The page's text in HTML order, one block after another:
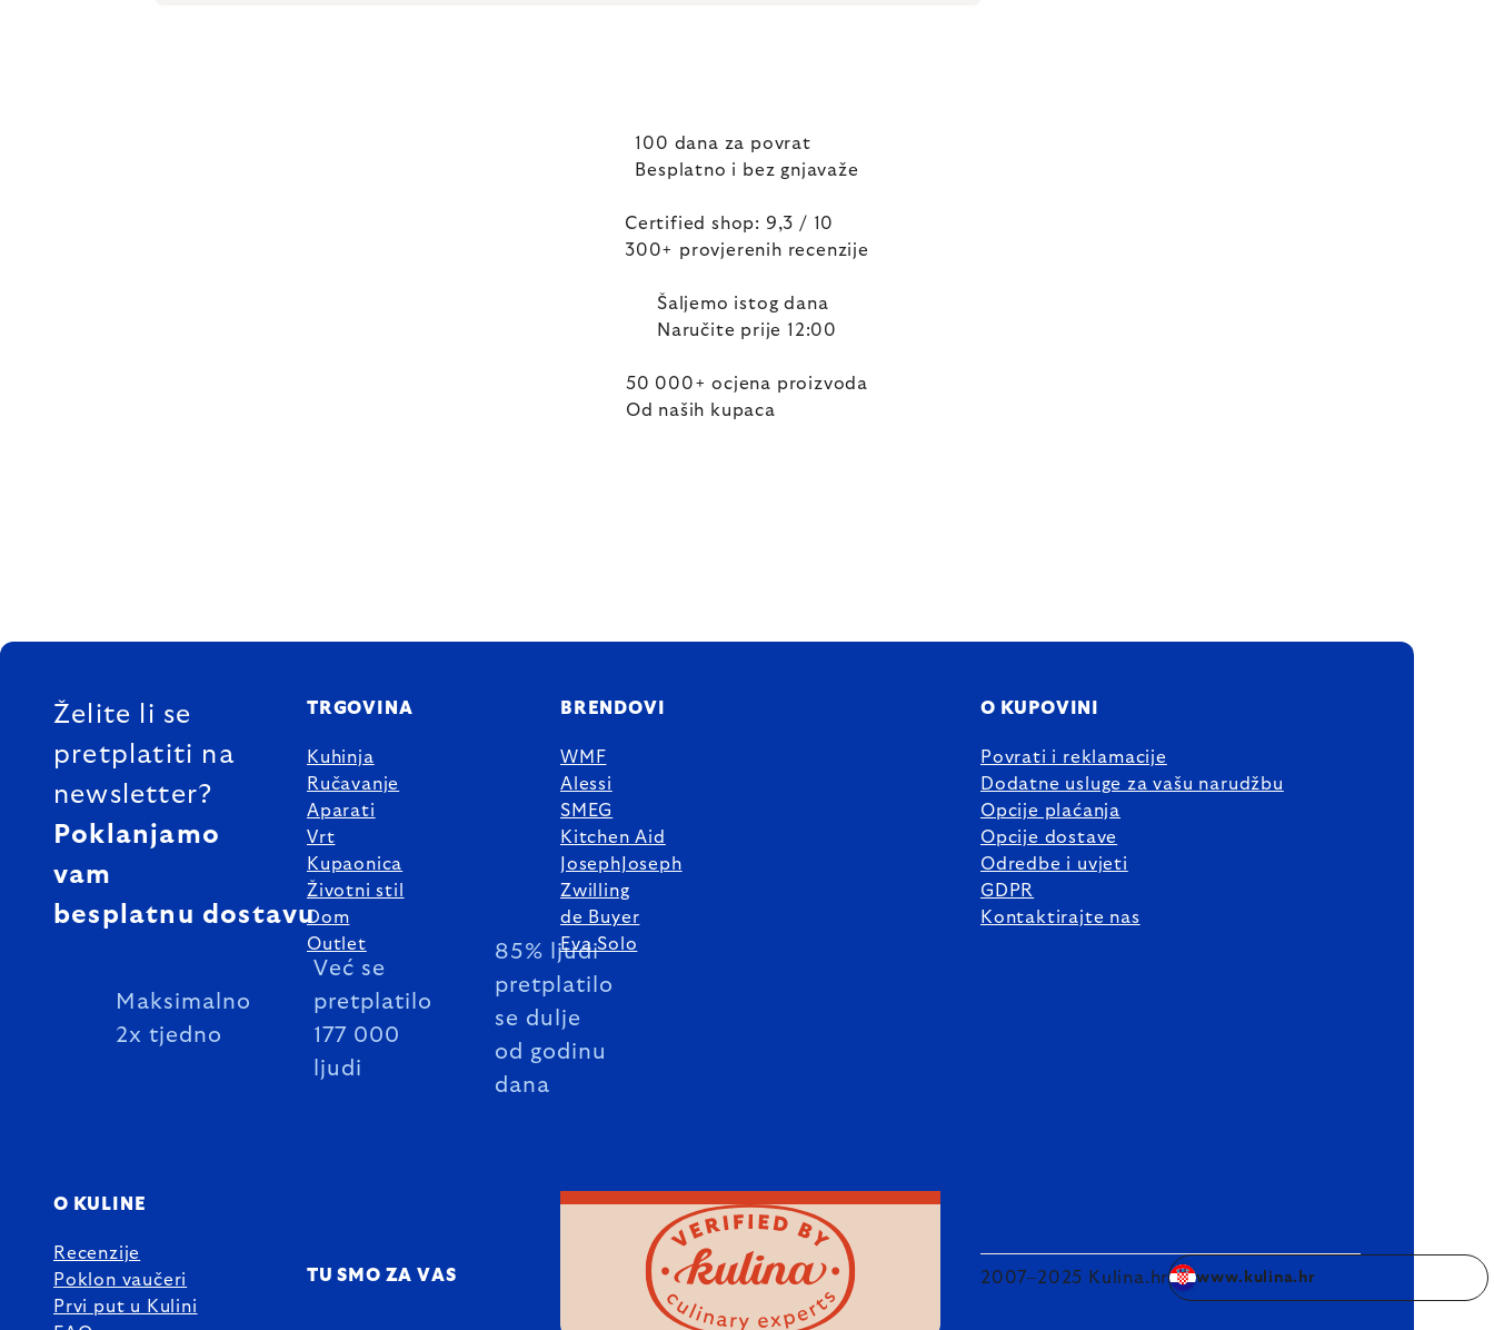
100 dana za povrat
Besplatno i bez gnjavaže
Certified shop: 9,3 / 10
300+ provjerenih recenzije
Šaljemo istog dana
Naručite prije 12:00
50 000+ ocjena proizvoda
Od naših kupaca
FOOTER
Želite li se
pretplatiti na
newsletter?
Poklanjamo
vam
besplatnu dostavu
Maksimalno
2x tjedno
Već se
pretplatilo
177 000
ljudi
85% ljudi
pretplatilo
se dulje
od godinu
dana
TRGOVINA
Kuhinja
Ručavanje
Aparati
Vrt
Kupaonica
Životni stil
Dom
Outlet
BRENDOVI
WMF
Alessi
SMEG
Kitchen Aid
JosephJoseph
Zwilling
de Buyer
Eva Solo
O KUPOVINI
Povrati i reklamacije
Dodatne usluge za vašu narudžbu
Opcije plaćanja
Opcije dostave
Odredbe i uvjeti
GDPR
Kontaktirajte nas
O KULINE
Recenzije
Poklon vaučeri
Prvi put u Kulini
TU SMO ZA VAS 2007–2025 Kulina.hr www.kulina.hr